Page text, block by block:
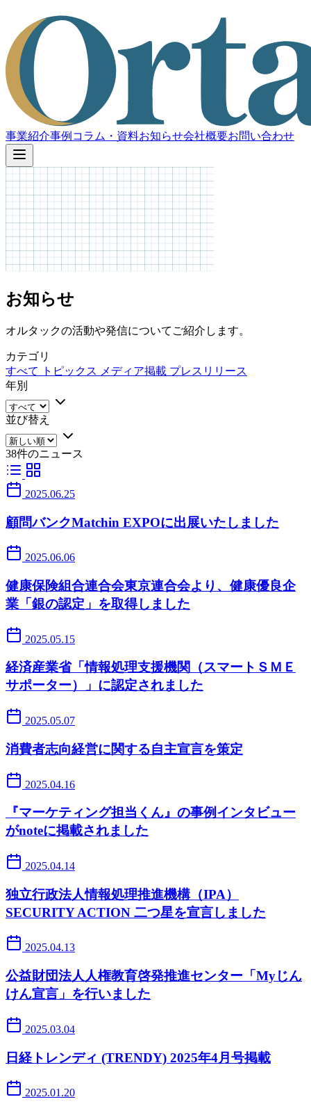
事業紹介事例 コラム・資料お知らせ会社概要お問い合わせ
お知らせ
オルタックの活動や発信についてご紹介します。
カテゴリ
すべて
トピックス メディア掲載 プレスリリース
年別
並び替え
38件のニュース
2025.06.25
顧問バンクMatchin EXPOに出展いたしました
2025.06.06
健康保険組合連合会東京連合会より、健康優良企
業「銀の認定」を取得しました
2025.05.15
経済産業省「情報処理支援機関（スマートＳＭＥ
サポーター）」に認定されました
2025.05.07
消費者志向経営に関する自主宣言を策定
2025.04.16
『マーケティング担当くん』の事例インタビュー
がnoteに掲載されました
2025.04.14
独立行政法人情報処理推進機構（IPA）
SECURITY ACTION 二つ星を宣言しました
2025.04.13
公益財団法人人権教育啓発推進センター「Myじん
けん宣言」を行いました
2025.03.04
日経トレンディ (TRENDY) 2025年4月号掲載
2025.01.20